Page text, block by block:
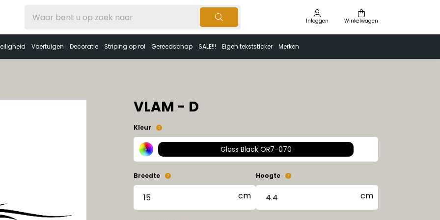
Inloggen Winkelwagen
Voertuigen Decoratie Striping op rol Gereedschap SALE!!! Eigen tekststicker Merken
VLAM - D
Kleur
Gloss Black OR7-070
Breedte Hoogte